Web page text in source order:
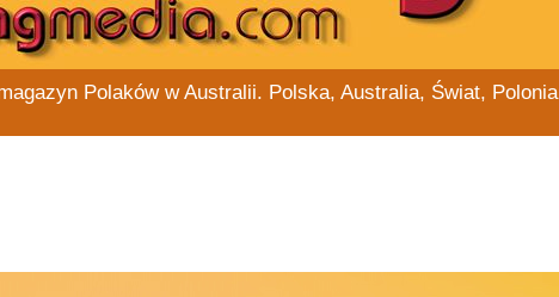
Polaków w Australii. Polska, Australia, Świat, Polonia